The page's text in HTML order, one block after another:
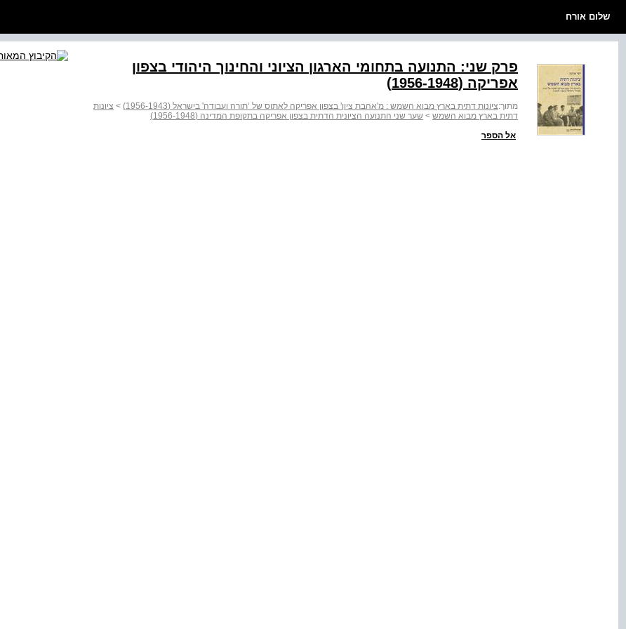
שלום אורח
פרק שני: התנועה בתחומי הארגון הציוני והחינוך היהודי בצפון
אפריקה (1956-1948)
מתוך:ציונות דתית בארץ מבוא השמש : מ'אהבת ציון' בצפון אפריקה לאתוס של ‘תורה ועבודה' בישראל (1956-1943) > ציונות
דתית בארץ מבוא השמש > שער שני התנועה הציונית הדתית בצפון אפריקה בתקופת המדינה (1956-1948)
אל הספר